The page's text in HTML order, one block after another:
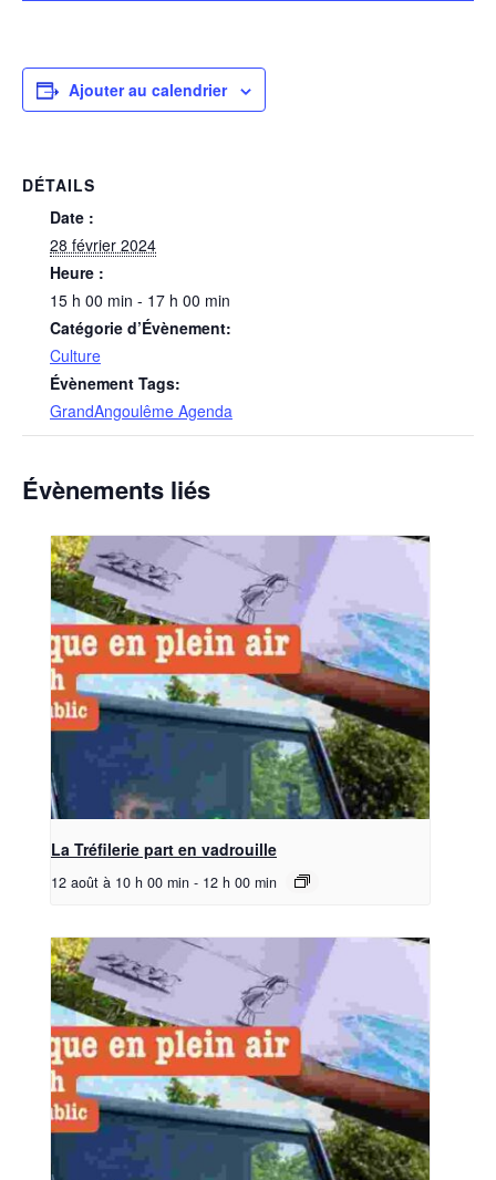
Ajouter au calendrier
DÉTAILS
Date :
28 février 2024
Heure :
15 h 00 min - 17 h 00 min
Catégorie d’Évènement:
Culture
Évènement Tags:
GrandAngoulême Agenda
Évènements liés
La Tréfilerie part en vadrouille
12 août à 10 h 00 min - 12 h 00 min